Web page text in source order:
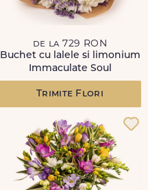
de la 729 RON
Buchet cu lalele si limonium
Immaculate Soul
Trimite Flori